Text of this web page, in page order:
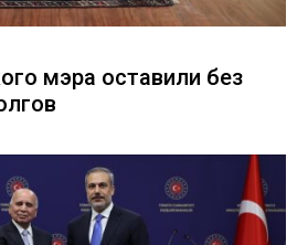
мэра оставили без